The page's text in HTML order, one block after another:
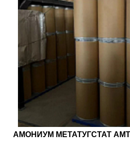
АМОНИУМ МЕТАТУГСТАТ AMT